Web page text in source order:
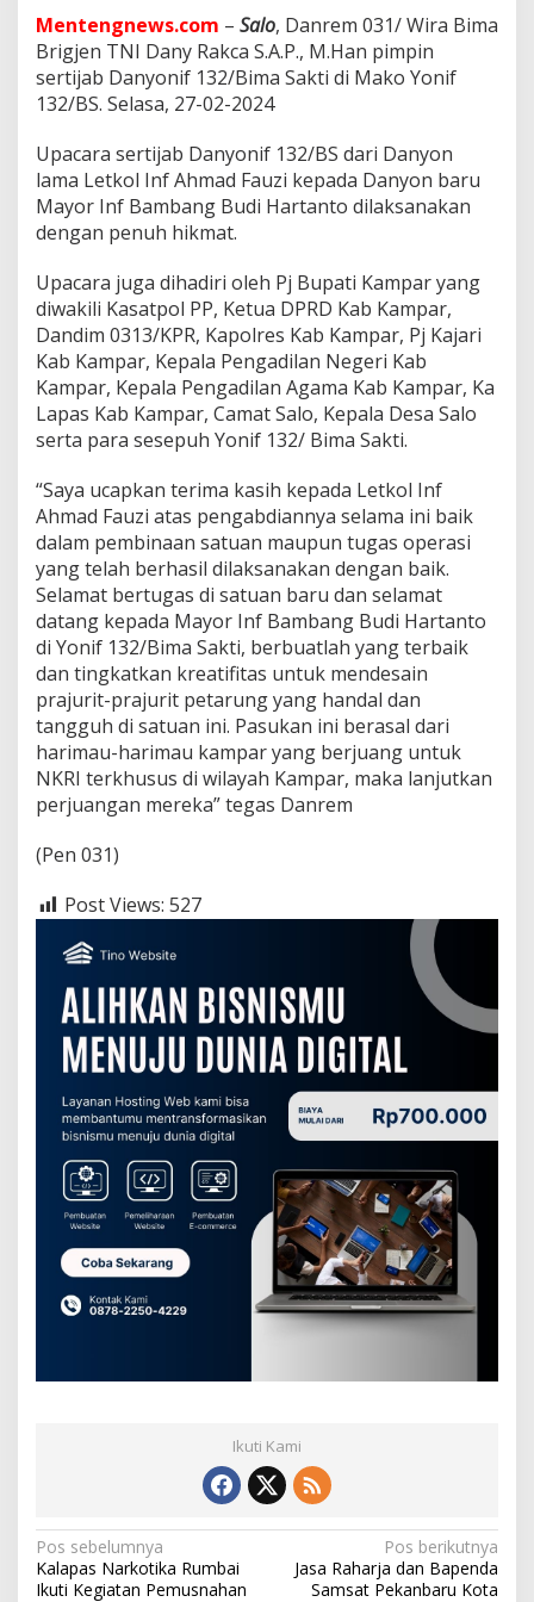
n
y
o
n
i
1
3
/
B
m
a
S
a
k
t
i
Mentengnews.com – Salo, Danrem 031/ Wira Bima
Brigjen TNI Dany Rakca S.A.P., M.Han pimpin
sertijab Danyonif 132/Bima Sakti di Mako Yonif
132/BS. Selasa, 27-02-2024
Upacara sertijab Danyonif 132/BS dari Danyon
lama Letkol Inf Ahmad Fauzi kepada Danyon baru
Mayor Inf Bambang Budi Hartanto dilaksanakan
dengan penuh hikmat.
Upacara juga dihadiri oleh Pj Bupati Kampar yang
diwakili Kasatpol PP, Ketua DPRD Kab Kampar,
Dandim 0313/KPR, Kapolres Kab Kampar, Pj Kajari
Kab Kampar, Kepala Pengadilan Negeri Kab
Kampar, Kepala Pengadilan Agama Kab Kampar, Ka
Lapas Kab Kampar, Camat Salo, Kepala Desa Salo
serta para sesepuh Yonif 132/ Bima Sakti.
“Saya ucapkan terima kasih kepada Letkol Inf
Ahmad Fauzi atas pengabdiannya selama ini baik
dalam pembinaan satuan maupun tugas operasi
yang telah berhasil dilaksanakan dengan baik.
Selamat bertugas di satuan baru dan selamat
datang kepada Mayor Inf Bambang Budi Hartanto
di Yonif 132/Bima Sakti, berbuatlah yang terbaik
dan tingkatkan kreatifitas untuk mendesain
prajurit-prajurit petarung yang handal dan
tangguh di satuan ini. Pasukan ini berasal dari
harimau-harimau kampar yang berjuang untuk
NKRI terkhusus di wilayah Kampar, maka lanjutkan
perjuangan mereka” tegas Danrem
(Pen 031)
Post Views: 527
Ikuti Kami
N
a
Pos sebelumnya
Kalapas Narkotika Rumbai
Ikuti Kegiatan Pemusnahan
Pos berikutnya
Jasa Raharja dan Bapenda
Samsat Pekanbaru Kota